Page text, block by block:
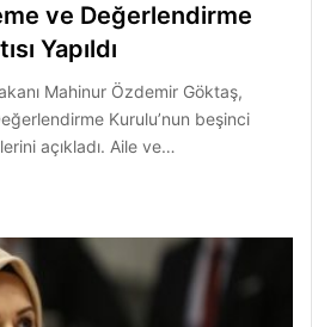
ve Değerlendirme
Yapıldı
Mahinur Özdemir Göktaş,
Kurulu’nun beşinci
açıkladı. Aile ve…